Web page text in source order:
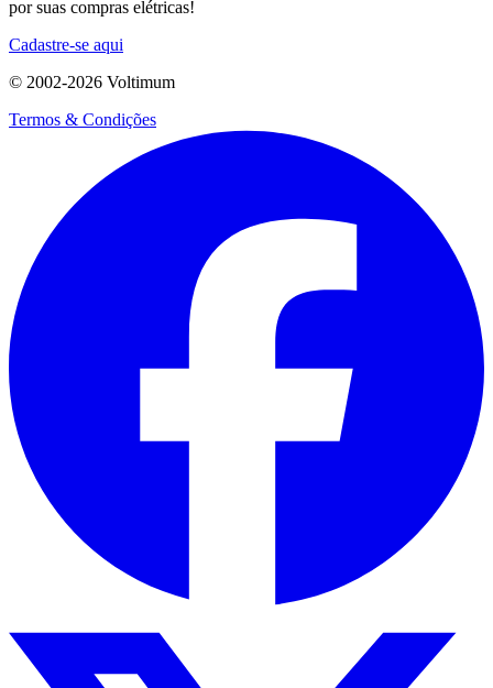
por suas compras elétricas!
Cadastre-se aqui
© 2002-2026 Voltimum
Termos & Condições